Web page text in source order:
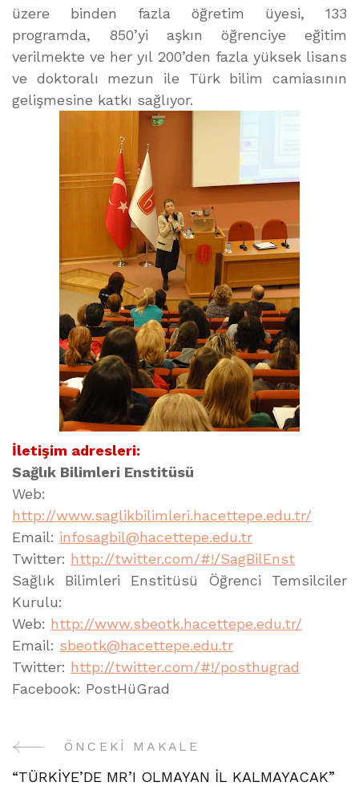
üzere binden fazla öğretim üyesi, 133
programda, 850’yi aşkın öğrenciye eğitim
verilmekte ve her yıl 200’den fazla yüksek lisans
ve doktoralı mezun ile Türk bilim camiasının
gelişmesine katkı sağlıyor.
İletişim adresleri:
Sağlık Bilimleri Enstitüsü
Web:
http://www.saglikbilimleri.hacettepe.edu.tr/
Email: infosagbil@hacettepe.edu.tr
Twitter: http://twitter.com/#!/SagBilEnst
Sağlık Bilimleri Enstitüsü Öğrenci Temsilciler
Kurulu:
Web: http://www.sbeotk.hacettepe.edu.tr/
Email: sbeotk@hacettepe.edu.tr
Twitter: http://twitter.com/#!/posthugrad
Facebook: PostHüGrad
YazıÖNCEKI MAKALE
“TÜRKİYE’DE MR’I OLMAYAN İL KALMAYACAK”